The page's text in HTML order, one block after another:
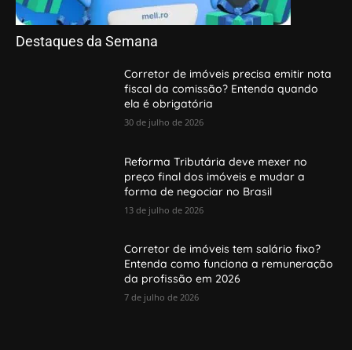
Destaques da Semana
Corretor de imóveis precisa emitir nota
fiscal da comissão? Entenda quando
ela é obrigatória
30 de julho de 2026
Reforma Tributária deve mexer no
preço final dos imóveis e mudar a
forma de negociar no Brasil
13 de julho de 2026
Corretor de imóveis tem salário fixo?
Entenda como funciona a remuneração
da profissão em 2026
7 de julho de 2026